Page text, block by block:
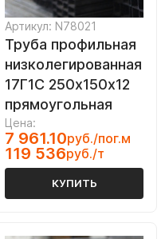
Артикул: N78021
Труба профильная
низколегированная
17Г1С 250х150х12
прямоугольная
Цена:
7 961.10руб./пог.м
119 536руб./т
КУПИТЬ